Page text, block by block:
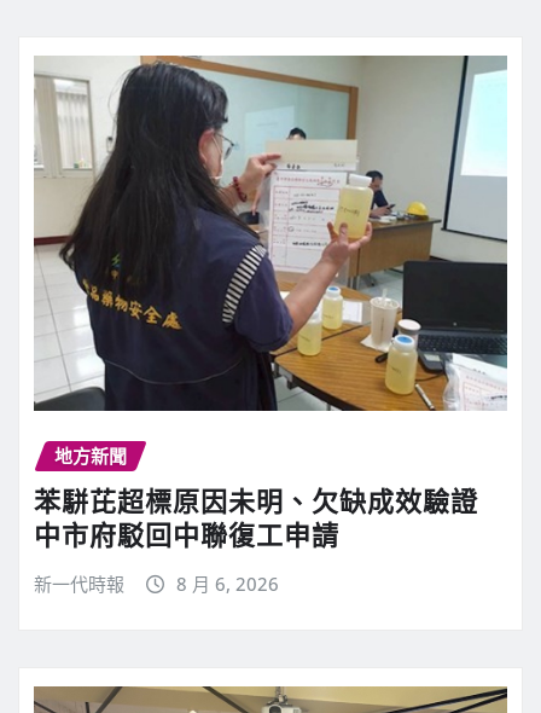
地方新聞
苯駢芘超標原因未明、欠缺成效驗證
中市府駁回中聯復工申請
新一代時報 8 月 6, 2026